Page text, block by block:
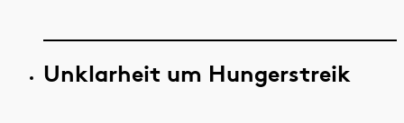
Unklarheit um Hungerstreik